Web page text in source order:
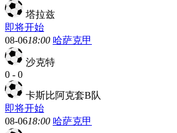
塔拉兹
即将开始
08-0618:00 哈萨克甲
沙克特
0 - 0
卡斯比阿克套B队
即将开始
08-0618:00 哈萨克甲